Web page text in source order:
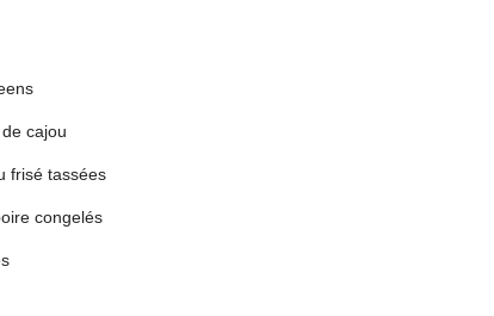
cajou
frisé tassées
congelés